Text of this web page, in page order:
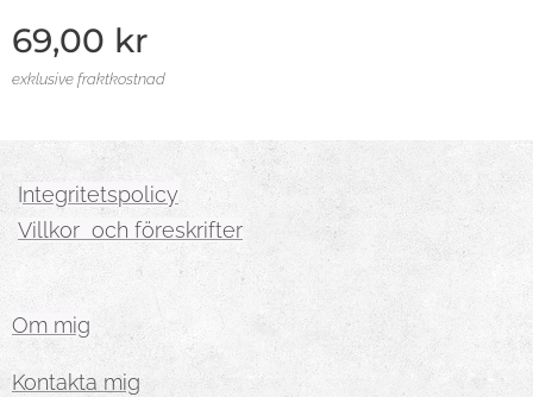
69,00 kr
exklusive fraktkostnad
Integritetspolicy
Villkor och föreskrifter
Om mig
Kontakta mig